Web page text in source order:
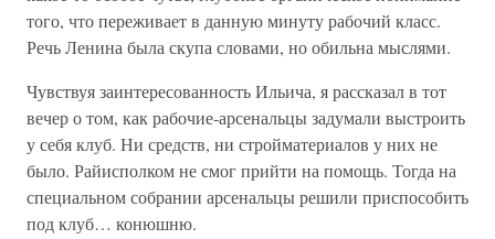
того, что переживает в данную минуту рабочий класс.
Речь Ленина была скупа словами, но обильна мыслями.
Чувствуя заинтересованность Ильича, я рассказал в тот
вечер о том, как рабочие-арсенальцы задумали выстроить
у себя клуб. Ни средств, ни стройматериалов у них не
было. Райисполком не смог прийти на помощь. Тогда на
специальном собрании арсенальцы решили приспособить
под клуб… конюшню.